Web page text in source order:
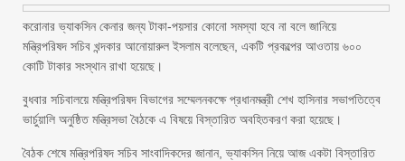
করোনার ভ্যাকসিন কেনার জন্য টাকা-পয়সার কোনো সমস্যা হবে না বলে জানিয়ে
মন্ত্রিপরিষদ সচিব খন্দকার আনোয়ারুল ইসলাম বলেছেন, একটি প্রকল্পের আওতায় ৬০০
কোটি টাকার সংস্থান রাখা হয়েছে।
বুধবার সচিবালয়ে মন্ত্রিপরিষদ বিভাগের সম্মেলনকক্ষে প্রধানমন্ত্রী শেখ হাসিনার সভাপতিত্বে
ভার্চুয়ালি অনুষ্ঠিত মন্ত্রিসভা বৈঠকে এ বিষয়ে বিস্তারিত অবহিতকরণ করা হয়েছে।
বৈঠক শেষে মন্ত্রিপরিষদ সচিব সাংবাদিকদের জানান, ভ্যাকসিন নিয়ে আজ একটা বিস্তারিত